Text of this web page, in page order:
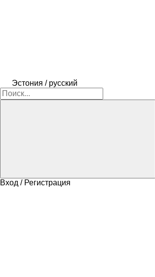
Эстония / русский
Вход / Регистрация